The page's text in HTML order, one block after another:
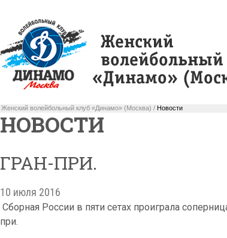
Женский волейбольный клуб «Динамо» (Москва) / Новости
НОВОСТИ
ГРАН-ПРИ.
10 июля 2016
Сборная России в пяти сетах проиграла
при.